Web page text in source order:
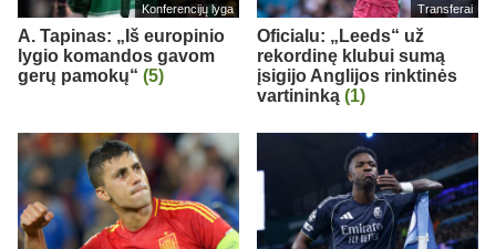
Konferencijų lyga
A. Tapinas: „Iš europinio
lygio komandos gavom
gerų pamokų“ (5)
Transferai
Oficialu: „Leeds“ už
rekordinę klubui sumą
įsigijo Anglijos rinktinės
vartininką (1)